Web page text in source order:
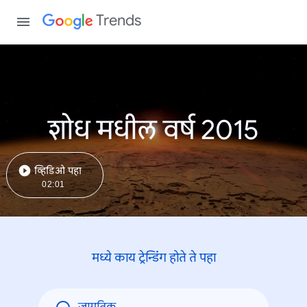
Trends
शोध मधील वर्ष 2015
व्हिडिओ पहा
02:01
मध्ये काय ट्रेन्डिंंग होते ते पहा